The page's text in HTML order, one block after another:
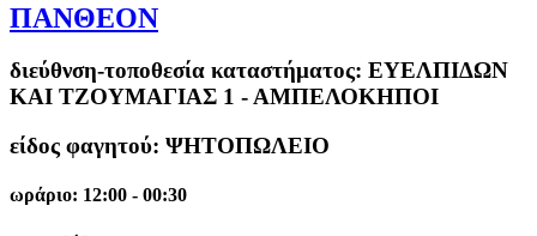
ΠΑΝΘΕΟΝ
διεύθνση-τοποθεσία καταστήματος: ΕΥΕΛΠΙΔΩΝ
ΚΑΙ ΤΖΟΥΜΑΓΙΑΣ 1 - ΑΜΠΕΛΟΚΗΠΟΙ
είδος φαγητού: ΨΗΤΟΠΩΛΕΙΟ
ωράριο: 12:00 - 00:30